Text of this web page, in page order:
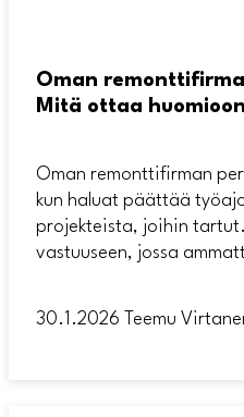
Oman
Mitä ottaa
Oman remonttifirman
kun haluat päättää
projekteista, joihin
vastuuseen, jossa
30.1.2026 Teemu